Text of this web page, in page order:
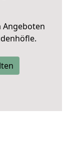
Angeboten